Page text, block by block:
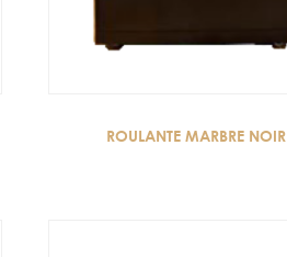
ROULANTE MARBRE NOIR